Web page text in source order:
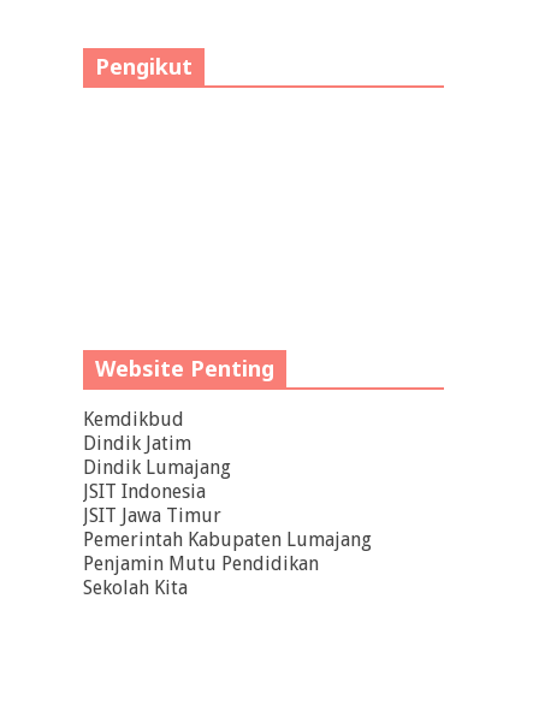
Pengikut
Website Penting
Kemdikbud
Dindik Jatim
Dindik Lumajang
JSIT Indonesia
JSIT Jawa Timur
Pemerintah Kabupaten Lumajang
Penjamin Mutu Pendidikan
Sekolah Kita